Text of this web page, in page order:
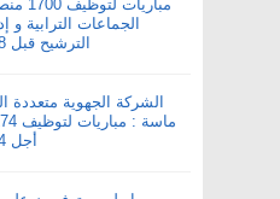
الجماعات الترابية و
الترشيح قبل 28 غشت 2026
الشركة الجهوية
أجل 24 غشت 2026